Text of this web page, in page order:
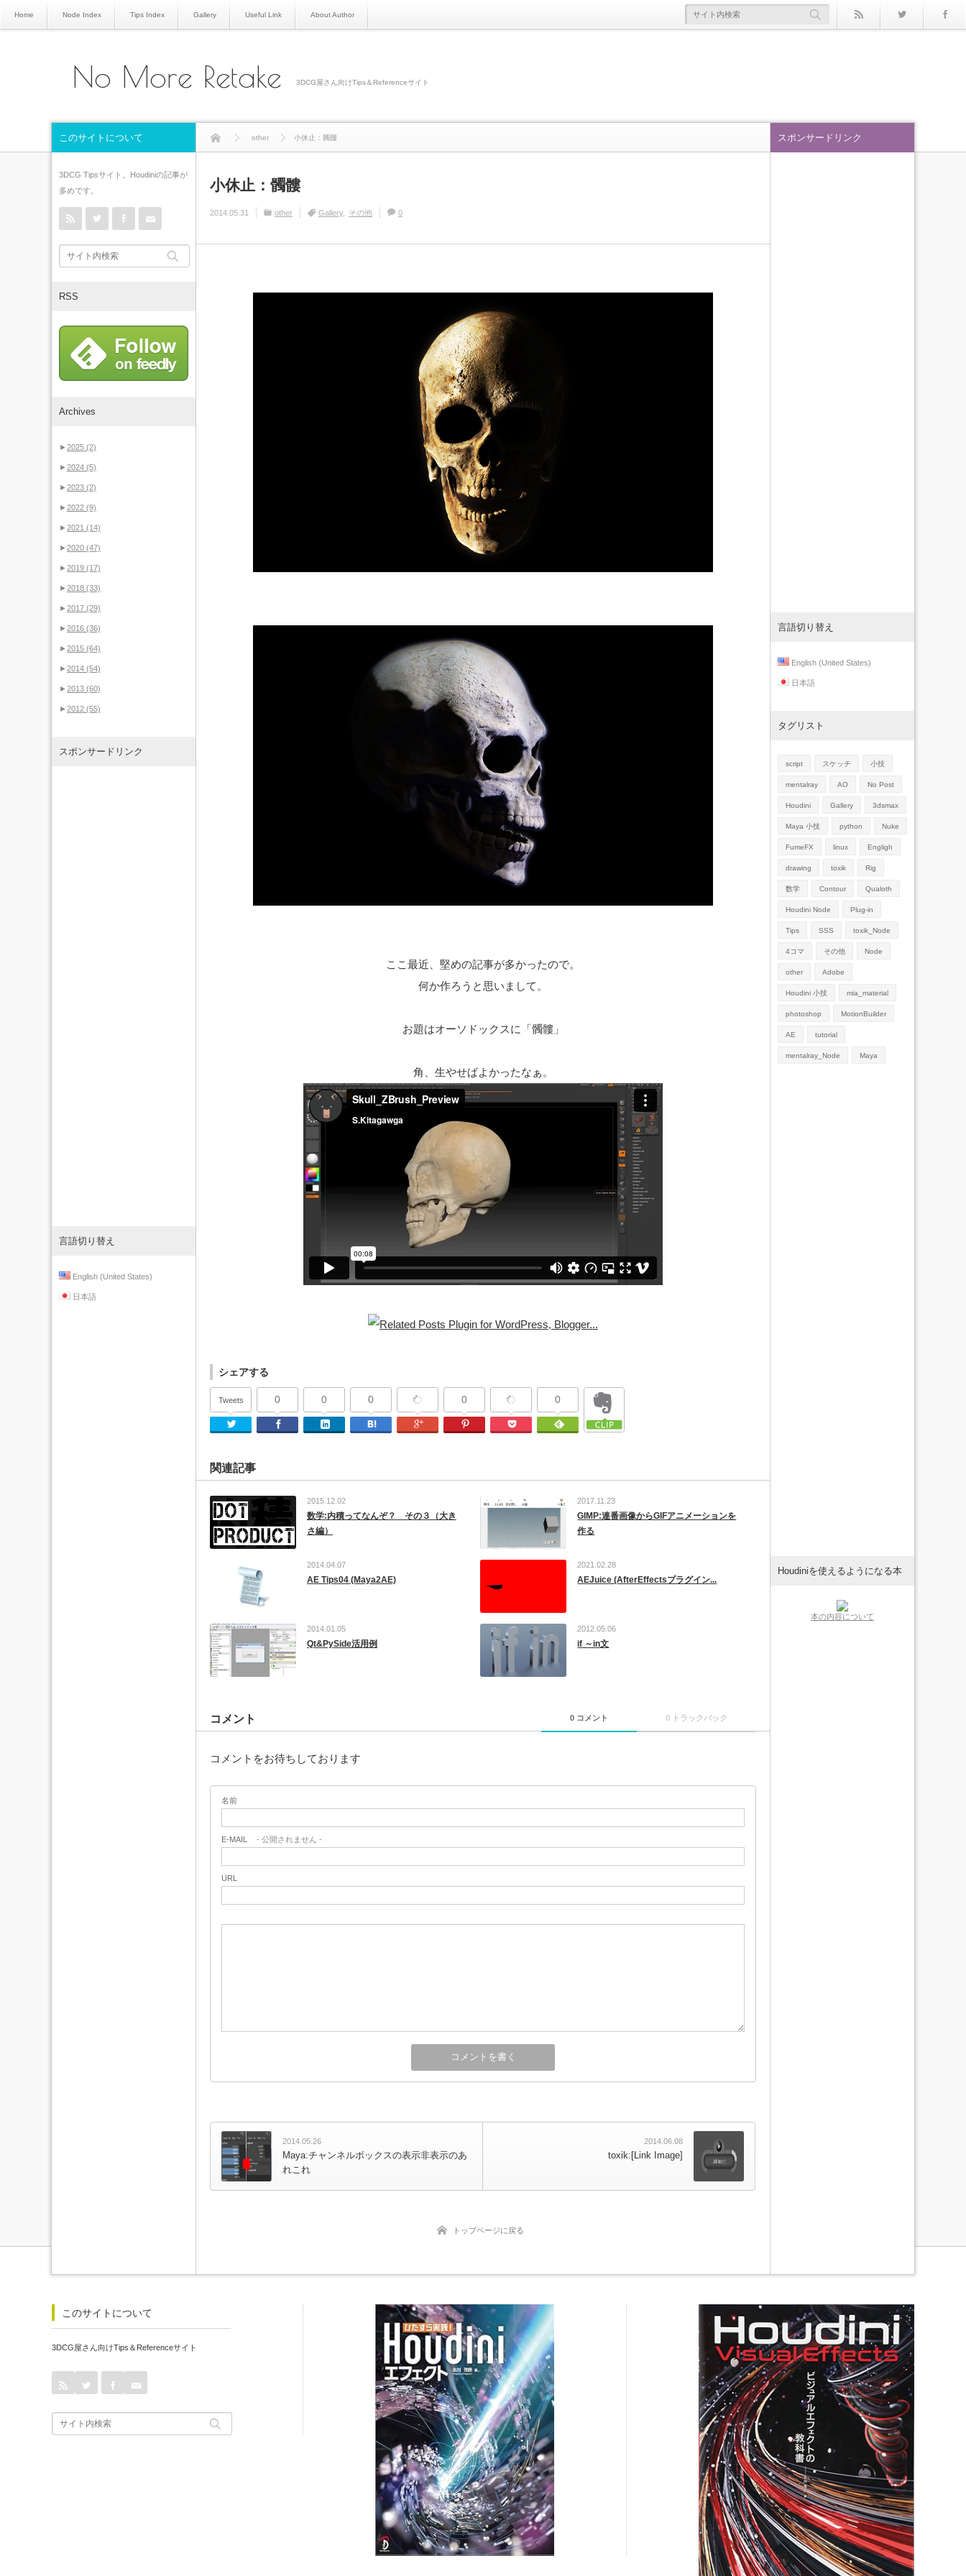
Home Node Index Tips Index Gallery Useful Link About Author
No More Retake 3DCG屋さん向けTips＆Referenceサイト
other 小休止：髑髏
小休止：髑髏
2014.05.31 other Gallery その他 0
ここ最近、堅めの記事が多かったので。
何か作ろうと思いまして。
お題はオーソドックスに「髑髏」
角、生やせばよかったなぁ。
シェアする
Tweets
Twitter
0
Facebook
0
Linkedin
0
はてなブックマーク
Google Plus
0
Pinterest Pocket
0
Feedly
関連記事
2015.12.02
数学:内積ってなんぞ？ その３（大き
さ編）
2017.11.23
GIMP:連番画像からGIFアニメーションを
作る
2014.04.07
AE Tips04 (Maya2AE)
2021.02.28
AEJuice (AfterEffectsプラグイン...
2014.01.05
Qt&PySide活用例
2012.05.06
if ～in文
コメント 0 コメント 0 トラックバック
コメントをお待ちしております
名前
E-MAIL - 公開されません -
URL
2014.05.26
Maya:チャンネルボックスの表示非表示のあ
れこれ
2014.06.08
toxik:[Link Image]
トップページに戻る
このサイトについて
3DCG Tipsサイト。Houdiniの記事が
多めです。
rss Twitter Facebook
RSS
Archives
►2025 (2)
►2024 (5)
►2023 (2)
►2022 (9)
►2021 (14)
►2020 (47)
►2019 (17)
►2018 (33)
►2017 (29)
►2016 (36)
►2015 (64)
►2014 (54)
►2013 (60)
►2012 (55)
スポンサードリンク
言語切り替え
English (United States)
日本語
スポンサードリンク
言語切り替え
English (United States)
日本語
タグリスト
script スケッチ 小技
mentalray AO No Post
Houdini Gallery 3dsmax
Maya 小技 python Nuke
FumeFX linux Engligh
drawing toxik Rig
数学 Contour Qualoth
Houdini Node Plug-in
Tips SSS toxik_Node
4コマ その他 Node
other Adobe
Houdini 小技 mia_material
photoshop MotionBuilder
AE tutorial
mentalray_Node Maya
Houdiniを使えるようになる本
本の内容について
このサイトについて
3DCG屋さん向けTips＆Referenceサイト